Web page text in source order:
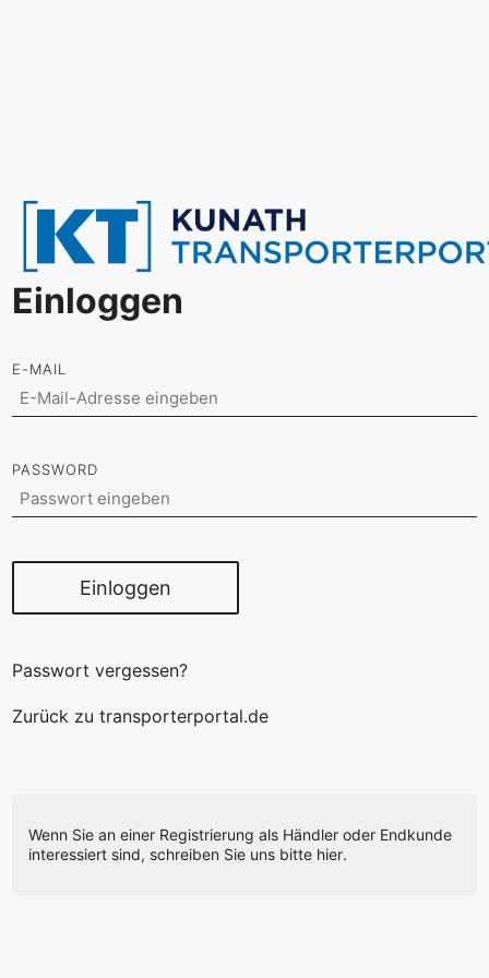
Einloggen
E-MAIL
PASSWORD
Einloggen
Passwort vergessen?
Zurück zu transporterportal.de
Wenn Sie an einer Registrierung als Händler oder Endkunde
interessiert sind, schreiben Sie uns bitte hier.